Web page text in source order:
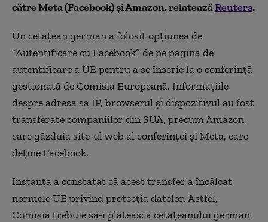
către Meta (Facebook) și Amazon, relateazăReuters.
Un cetățean german a folosit opțiunea de
“Autentificare cu Facebook” de pe pagina de
autentificare a UE pentru a se înscrie la o conferință
gestionată de Comisia Europeană. Informațiile
despre adresa sa IP, browserul și dispozitivul au fost
transferate companiilor din SUA, precum Amazon,
care găzduia site-ul web al conferinței și Meta, care
deține Facebook.
Instanța a constatat că acest transfer a încălcat
normele UE privind protecția datelor. Astfel,
Comisia trebuie să-i plătească cetățeanului german